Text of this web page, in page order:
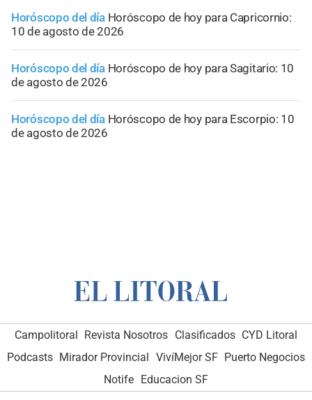
Horóscopo del día Horóscopo de hoy para Capricornio:
10 de agosto de 2026
Horóscopo del día Horóscopo de hoy para Sagitario: 10
de agosto de 2026
Horóscopo del día Horóscopo de hoy para Escorpio: 10
de agosto de 2026
Campolitoral Revista Nosotros Clasificados CYD Litoral
Podcasts Mirador Provincial VivíMejor SF Puerto Negocios
Notife Educacion SF